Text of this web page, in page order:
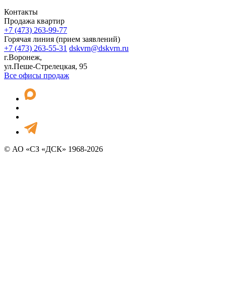
Контакты
Продажа квартир
+7 (473) 263-99-77
Горячая линия (прием заявлений)
+7 (473) 263-55-31 dskvrn@dskvrn.ru
г.Воронеж,
ул.Пеше-Стрелецкая, 95
Все офисы продаж
© АО «СЗ «ДСК» 1968-2026